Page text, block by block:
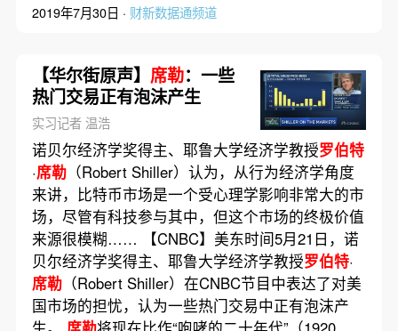
2019年7月30日 · 财新数据通频道
【华尔街原声】 席勒：一些
热门交易正有泡沫产生
实习记者 温浩
诺贝尔经济学奖得主、耶鲁大学经济学教授罗伯特
·席勒（Robert Shiller）认为，从行为经济学角度
来讲，比特币市场是一个受心理学影响非常大的市
场，尽管有科技参与其中，但这个市场的终极价值
来源很模糊…… 【CNBC】美东时间5月21日，诺
贝尔经济学奖得主、耶鲁大学经济学教授罗伯特·
席勒（Robert Shiller）在CNBC节目中表达了对美
国市场的担忧，认为一些热门交易中正有泡沫产